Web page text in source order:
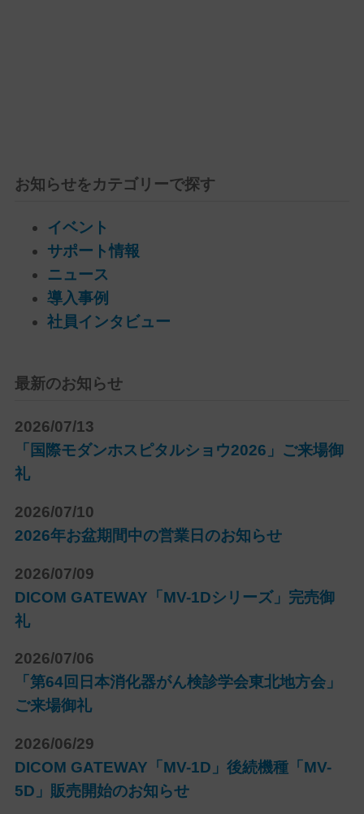
お知らせをカテゴリーで探す
イベント
サポート情報
ニュース
導入事例
社員インタビュー
最新のお知らせ
2026/07/13
「国際モダンホスピタルショウ2026」ご来場御
礼
2026/07/10
2026年お盆期間中の営業日のお知らせ
2026/07/09
DICOM GATEWAY「MV-1Dシリーズ」完売御
礼
2026/07/06
「第64回日本消化器がん検診学会東北地方会」
ご来場御礼
2026/06/29
DICOM GATEWAY「MV-1D」後続機種「MV-
5D」販売開始のお知らせ